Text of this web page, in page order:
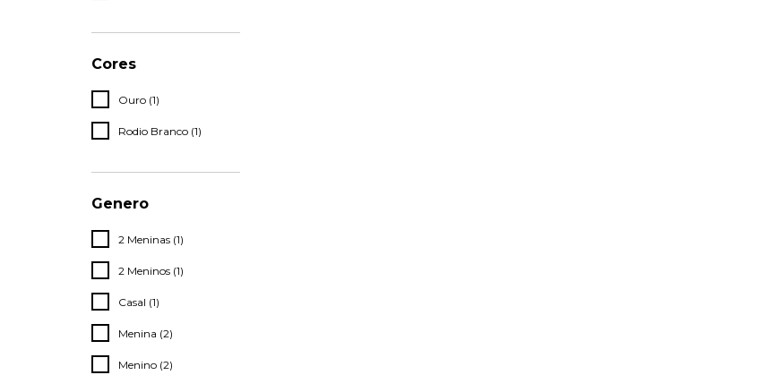
Cores
Ouro (1)
Rodio Branco (1)
Genero
2 Meninas (1)
2 Meninos (1)
Casal (1)
Menina (2)
Menino (2)